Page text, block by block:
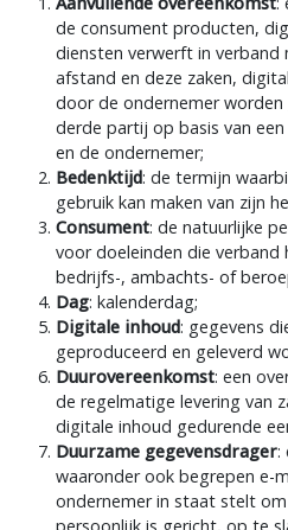
Aanvullende overeenkomst:
de consument producten,
diensten verwerft in
afstand en deze zaken,
door de ondernemer
derde partij op basis van
en de ondernemer;
Bedenktijd: de termijn
gebruik kan maken van zijn
Consument: de natuurlijke
voor doeleinden die verband
bedrijfs-, ambachts- of
Dag: kalenderdag;
Digitale inhoud: gegevens
geproduceerd en geleverd
Duurovereenkomst: een
de regelmatige levering van
digitale inhoud gedurende
Duurzame gegevensdrager :
waaronder ook begrepen e-
ondernemer in staat stelt